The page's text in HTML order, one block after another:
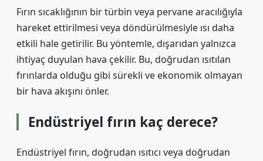
Fırın sıcaklığının bir türbin veya pervane aracılığıyla
hareket ettirilmesi veya döndürülmesiyle ısı daha
etkili hale getirilir. Bu yöntemle, dışarıdan yalnızca
ihtiyaç duyulan hava çekilir. Bu, doğrudan ısıtılan
fırınlarda olduğu gibi sürekli ve ekonomik olmayan
bir hava akışını önler.
Endüstriyel fırın kaç derece?
Endüstriyel fırın, doğrudan ısıtıcı veya doğrudan